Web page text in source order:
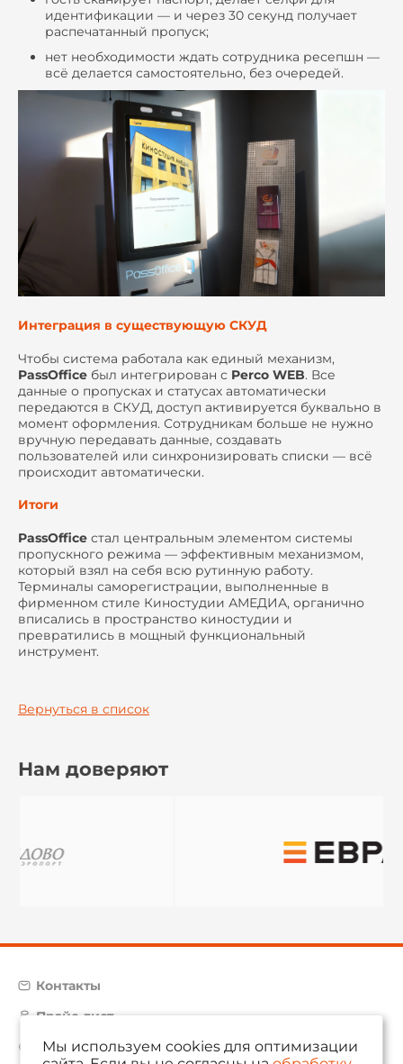
идентификации — и через 30 секунд получает
распечатанный пропуск;
нет необходимости ждать сотрудника ресепшн —
всё делается самостоятельно, без очередей.
Интеграция в существующую СКУД
Чтобы система работала как единый механизм,
PassOffice был интегрирован с Perco WEB. Все
данные о пропусках и статусах автоматически
передаются в СКУД, доступ активируется буквально в
момент оформления. Сотрудникам больше не нужно
вручную передавать данные, создавать
пользователей или синхронизировать списки — всё
происходит автоматически.
Итоги
PassOffice стал центральным элементом системы
пропускного режима — эффективным механизмом,
который взял на себя всю рутинную работу.
Терминалы саморегистрации, выполненные в
фирменном стиле Киностудии АМЕДИА, органично
вписались в пространство киностудии и
превратились в мощный функциональный
инструмент.
Вернуться в список
Нам доверяют
Контакты
Прайс-лист
Карта сайта
Мы используем cookies для оптимизации